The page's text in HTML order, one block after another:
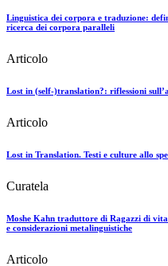
Linguistica dei corpora e traduzione:
ricerca dei corpora paralleli
Articolo
Lost in (self-)translation?: riflessioni
Articolo
Lost in Translation. Testi e culture allo
Curatela
Moshe Kahn traduttore di Ragazzi di
e considerazioni metalinguistiche
Articolo